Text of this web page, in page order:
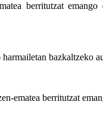
berritutzat
bazkaltzeko
ematea berritutzat